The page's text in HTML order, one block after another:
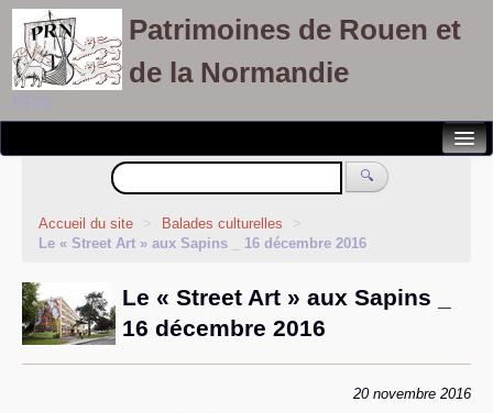
Patrimoines de Rouen et
de la Normandie
PRN
Notre association
Randonnées patrimoines
Visites découvertes
Balades culturelles
Rallyes pédestres
🔍
Accueil du site > Balades culturelles
>
Le « Street Art » aux Sapins _ 16 décembre 2016
Le « Street Art » aux Sapins _
16 décembre 2016
20 novembre 2016